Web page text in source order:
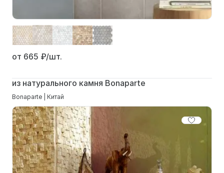
от 665 ₽/шт.
из натурального камня Bonaparte
Bonaparte | Китай